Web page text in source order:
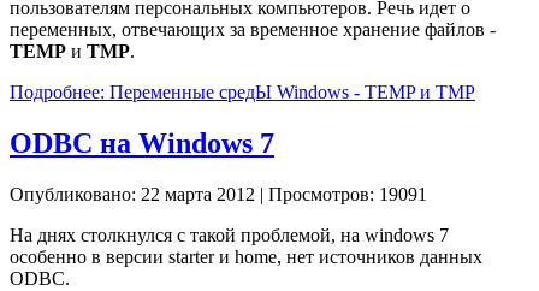
пользователям персональных компьютеров. Речь идет о
переменных, отвечающих за временное хранение файлов -
TEMP и TMP.
Подробнее: Переменные средЫ Windows - TEMP и TMP
ODBC на Windows 7
Опубликовано: 22 марта 2012 | Просмотров: 19091
На днях столкнулся с такой проблемой, на windows 7
особенно в версии starter и home, нет источников данных
ODBC.